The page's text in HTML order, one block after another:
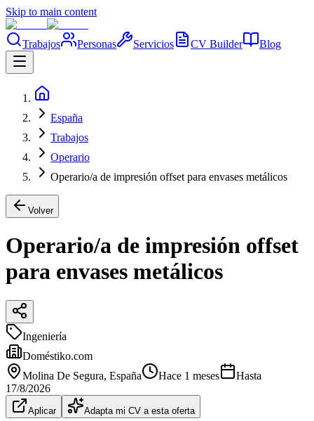
Skip to main content
Trabajos Personas Servicios CV Builder Blog
España
Trabajos
Operario
Operario/a de impresión offset para envases metálicos
Volver
Operario/a de impresión offset
para envases metálicos
Ingeniería
Doméstiko.com
Molina De Segura, España Hace 1 meses
Hasta
17/8/2026
Aplicar Adapta mi CV a esta oferta